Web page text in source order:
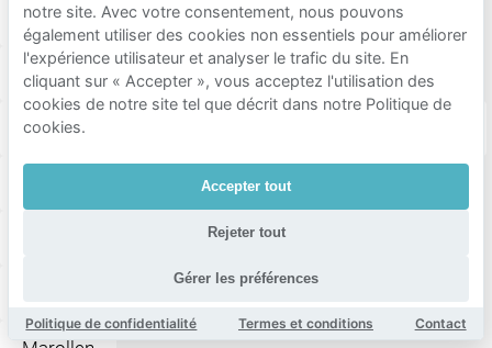
Pentagone Ixelles Saint-josse-ten-noode
Kunstberg Potaarde Grand Place
Het Voor
Stalingrad Waterloolaan
Freedom Quarter
Centrum Boulevards
notre site. Avec votre consentement, nous pouvons
également utiliser des cookies non essentiels pour améliorer
l'expérience utilisateur et analyser le trafic du site. En
cliquant sur « Accepter », vous acceptez l'utilisation des
cookies de notre site tel que décrit dans notre Politique de
cookies.
Accepter tout
Rejeter tout
Gérer les préférences
Politique de confidentialité Termes et conditions Contact